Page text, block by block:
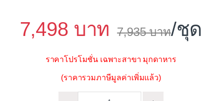
7,498 7,935 /ชุด
ราคาโปรโมชั่น เฉพาะสาขา มุกดาหาร
(ราคารวมภาษีมูลค่าเพิ่มแล้ว)